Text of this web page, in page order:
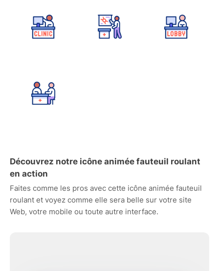
Découvrez notre icône animée fauteuil roulant
en action
Faites comme les pros avec cette icône animée fauteuil
roulant et voyez comme elle sera belle sur votre site
Web, votre mobile ou toute autre interface.